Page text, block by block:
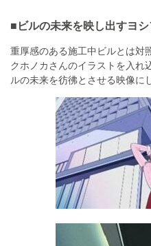
■ビルの未来を映し出すヨ
重厚感のある施工中ビルとは対
クホノカさんのイラストを入れ
ルの未来を彷彿とさせる映像に